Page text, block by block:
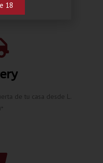
de tu casa desde L.
18